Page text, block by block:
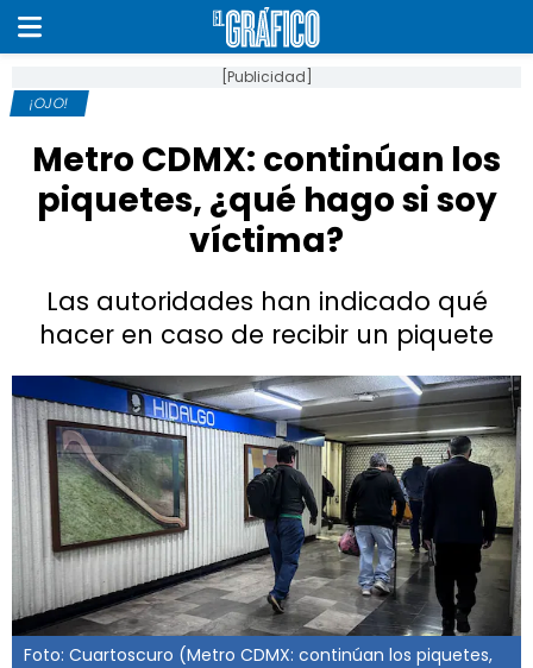
[Publicidad]
¡OJO!
Metro CDMX: continúan los
piquetes, ¿qué hago si soy
víctima?
Las autoridades han indicado qué
hacer en caso de recibir un piquete
Foto: Cuartoscuro (Metro CDMX: continúan los piquetes,